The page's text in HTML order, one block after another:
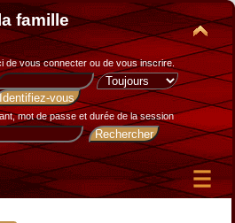
famille
devous connecter ou de vous inscrire.
mot de passe et durée de la session